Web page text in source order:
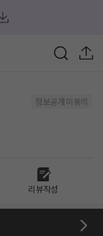
정보공개 미동의
리뷰작성